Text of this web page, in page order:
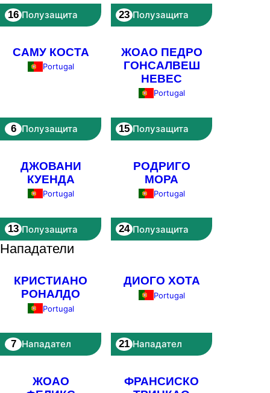
16 Полузащита 23 Полузащита
САМУ КОСТА
Portugal
6 Полузащита
ЖОАО ПЕДРО
ГОНСАЛВЕШ
НЕВЕС
Portugal
15 Полузащита
ДЖОВАНИ
КУЕНДА
Portugal
13 Полузащита
РОДРИГО
МОРА
Portugal
24 Полузащита
Нападатели
КРИСТИАНО
РОНАЛДО
Portugal
7 Нападател
ДИОГО ХОТА
Portugal
21 Нападател
ЖОАО
ФРАНСИСКО